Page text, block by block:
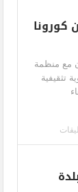
كورونا
مع منظمة
تثقيفية